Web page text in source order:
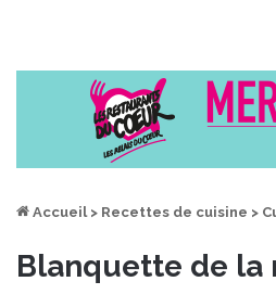
Accueil > Recettes de cuisine >
Blanquette de la